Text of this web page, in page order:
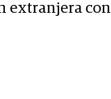
extranjera con